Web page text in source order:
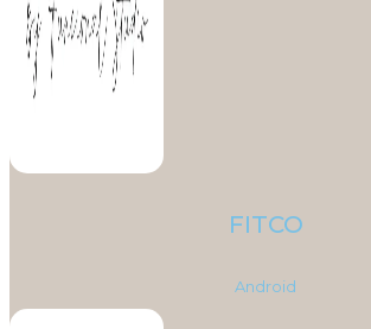
FITCO
Android